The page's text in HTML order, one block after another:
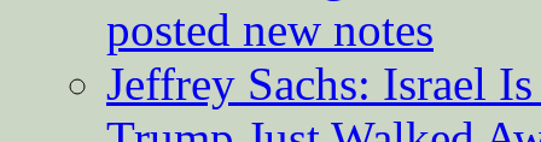
posted new notes
Jeffrey Sachs: Israel